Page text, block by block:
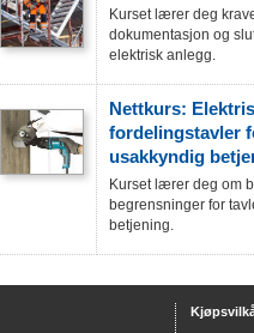
Kurset lærer deg
dokumentasjon og
elektrisk anlegg.
Nettkurs:
fordelingstavler
usakkyndig
Kurset lærer deg om
begrensninger for
betjening.